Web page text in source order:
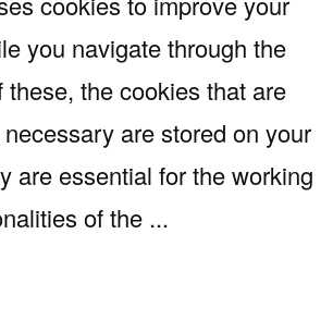
you navigate through the
the cookies that are
are stored on your
are essential for the working
of the ...